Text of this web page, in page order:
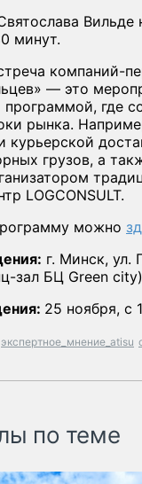
Вильде
минут.
компаний-
— это
где
рынка.
курьерской
грузов, а
LOGCONSULT.
можно
г. Минск, ул.
зал БЦ Green
25 ноября, с
экспертное_мнение_atisu
по теме